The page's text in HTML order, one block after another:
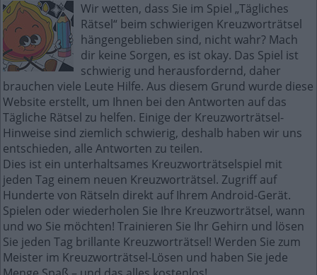
Wir wetten, dass Sie im Spiel „Tägliches
Rätsel“ beim schwierigen Kreuzworträtsel
hängengeblieben sind, nicht wahr? Mach
dir keine Sorgen, es ist okay. Das Spiel ist
schwierig und herausfordernd, daher
brauchen viele Leute Hilfe. Aus diesem Grund wurde diese
Website erstellt, um Ihnen bei den Antworten auf das
Tägliche Rätsel zu helfen. Einige der Kreuzworträtsel-
Hinweise sind ziemlich schwierig, deshalb haben wir uns
entschieden, alle Antworten zu teilen.
Dies ist ein unterhaltsames Kreuzworträtselspiel mit
jeden Tag einem neuen Kreuzworträtsel. Zugriff auf
Hunderte von Rätseln direkt auf Ihrem Android-Gerät.
Spielen oder wiederholen Sie Ihre Kreuzworträtsel, wann
und wo Sie möchten! Trainieren Sie Ihr Gehirn und lösen
Sie jeden Tag brillante Kreuzworträtsel! Werden Sie zum
Meister im Kreuzworträtsel-Lösen und haben Sie jede